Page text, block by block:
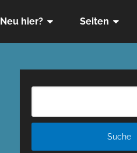
Neu hier? Seiten